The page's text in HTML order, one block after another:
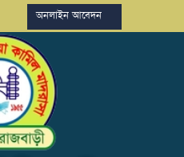
অনলাইন আবেদন